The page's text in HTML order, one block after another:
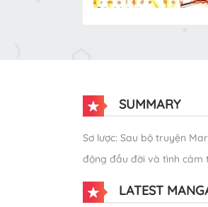
SUMMARY
Sơ lược: Sau bộ truyện
động đầu đời và tình cảm
LATEST